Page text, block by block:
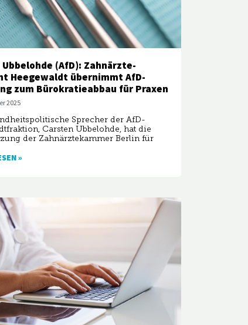
(AfD): Zahnärzte-
Heegewaldt übernimmt AfD-
zum Bürokratieabbau für Praxen
2025
Sprecher der AfD-
Carsten Ubbelohde, hat die
der Zahnärztekammer Berlin für
»